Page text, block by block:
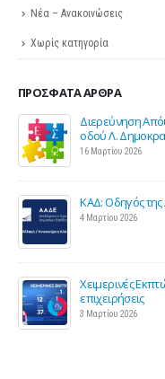
Νέα – Ανακοινώσεις
Χωρίς κατηγορία
ΠΡΌΣΦΑΤΑ ΆΡΘΡΑ
2
Σε λειτουργία
επιστήμονες
επιχειρήσεων
Παράταση της
τιμολόγησης
Προς μείωση
και επιχειρήσεις
25 Φεβρουαρίου 2026